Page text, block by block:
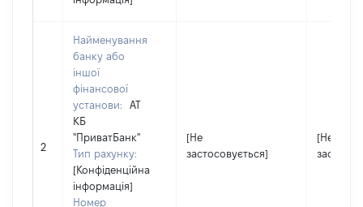
2
Найменування
банку або
іншої
фінансової
установи:
АТ
КБ
"ПриватБанк"
Тип рахунку:
[Конфіденційна
інформація]
Номер
[Не
застосовується]
[Не